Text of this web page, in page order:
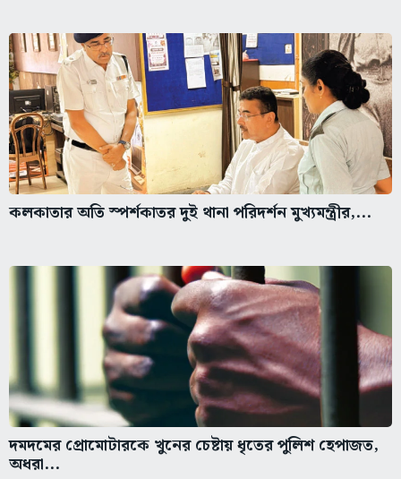
কলকাতার অতি স্পর্শকাতর দুই থানা পরিদর্শন মুখ্যমন্ত্রীর,...
দমদমের প্রোমোটারকে খুনের চেষ্টায় ধৃতের পুলিশ হেপাজত,
অধরা...